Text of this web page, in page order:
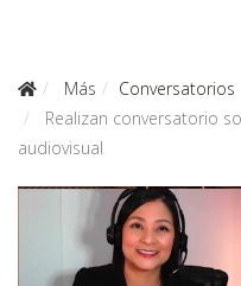
Más
Conversatorios
Realizan conversatorio
audiovisual